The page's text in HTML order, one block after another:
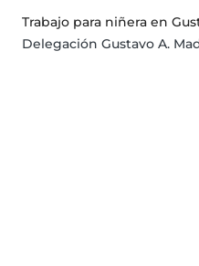
Trabajo para niñera en
Delegación Gustavo A.